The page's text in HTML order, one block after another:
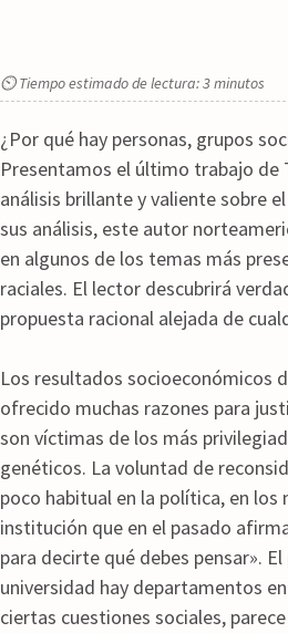
⏲ Tiempo estimado de lectura: 3 minutos
¿Por qué hay personas, grupos
Presentamos el último trabajo de
análisis brillante y valiente sobre
sus análisis, este autor
en algunos de los temas más
raciales. El lector descubrirá
propuesta racional alejada de
Los resultados socioeconómicos
ofrecido muchas razones para
son víctimas de los más
genéticos. La voluntad de
poco habitual en la política, en los
institución que en el pasado
para decirte qué debes pensar».
universidad hay departamentos
ciertas cuestiones sociales,